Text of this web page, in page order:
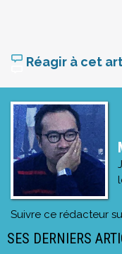
Réagir à cet
Suivre ce rédacteur
SES DERNIERS